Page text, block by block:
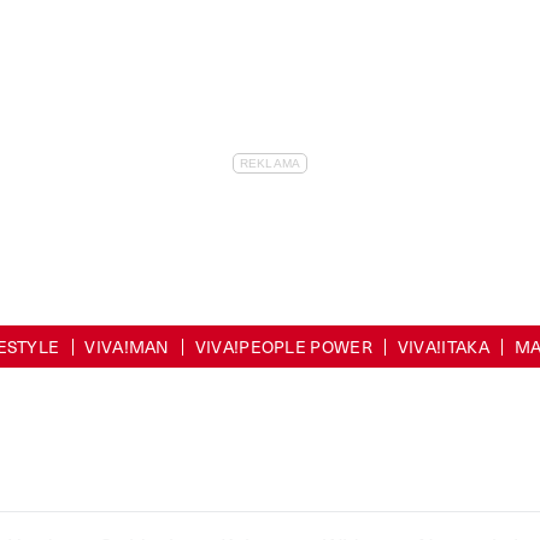
VIVA!MAN VIVA!PEOPLE POWER VIVA!ITAKA